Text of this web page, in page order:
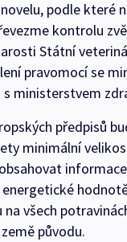
podle které
kontrolu
Státní
pravomocí se
s ministerstvem
předpisů
minimální
všech
původu.